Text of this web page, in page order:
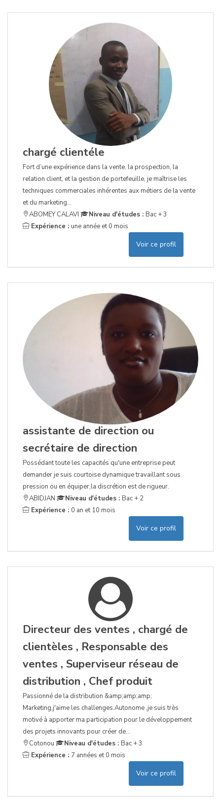
chargé clientéle
Fort d’une expérience dans la vente, la prospection, la
relation client, et la gestion de portefeuille, je maîtrise les
techniques commerciales inhérentes aux métiers de la vente
et du marketing...
ABOMEY CALAVI
Niveau d'études : Bac + 3
Expérience : une année et 0 mois
Voir ce profil
assistante de direction ou
secrétaire de direction
Possédant toute les capacités qu'une entreprise peut
demander je suis courtoise dynamique travaillant sous
pression ou en équiper,la discrétion est de rigueur.
ABIDJAN
Niveau d'études : Bac + 2
Expérience : 0 an et 10 mois
Voir ce profil
Directeur des ventes , chargé de
clientèles , Responsable des
ventes , Superviseur réseau de
distribution , Chef produit
Passionné de la distribution &amp;amp;amp;
Marketing,j'aime les challenges.Autonome ,je suis très
motivé à apporter ma participation pour le développement
des projets innovants pour créer de...
Cotonou
Niveau d'études : Bac + 3
Expérience : 7 années et 0 mois
Voir ce profil